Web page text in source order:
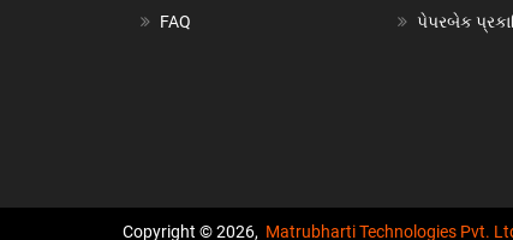
FAQ
પેપરબેક
Copyright © 2026, Matrubharti Technologies Pvt.